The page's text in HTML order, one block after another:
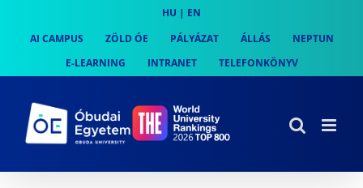
content
HU | EN
AI CAMPUS
ZÖLD ÓE PÁLYÁZAT ÁLLÁS
NEPTUN
E-LEARNING
INTRANET TELEFONKÖNYV